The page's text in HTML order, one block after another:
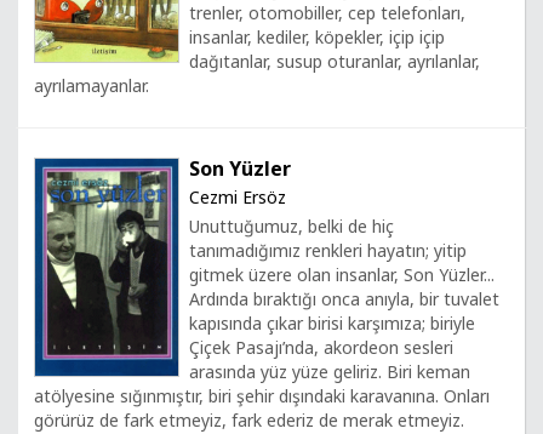
trenler, otomobiller, cep telefonları,
insanlar, kediler, köpekler, içip içip
dağıtanlar, susup oturanlar, ayrılanlar,
ayrılamayanlar.
Son Yüzler
Cezmi Ersöz
Unuttuğumuz, belki de hiç
tanımadığımız renkleri hayatın; yitip
gitmek üzere olan insanlar, Son Yüzler...
Ardında bıraktığı onca anıyla, bir tuvalet
kapısında çıkar birisi karşımıza; biriyle
Çiçek Pasajı’nda, akordeon sesleri
arasında yüz yüze geliriz. Biri keman
atölyesine sığınmıştır, biri şehir dışındaki karavanına. Onları
görürüz de fark etmeyiz, fark ederiz de merak etmeyiz.